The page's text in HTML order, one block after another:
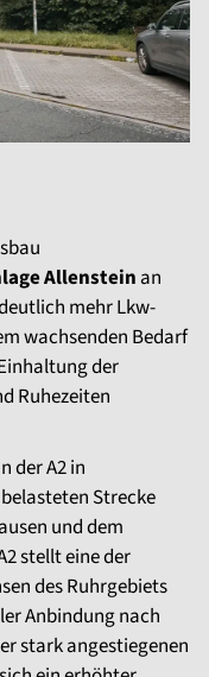
Allenstein an
mehr Lkw-
wachsenden Bedarf
der
Ruhezeiten
der A2 in
Strecke
und dem
stellt eine der
des Ruhrgebiets
Anbindung nach
stark angestiegenen